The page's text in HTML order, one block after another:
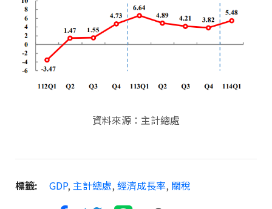
資料來源：主計總處
標籤: GDP, 主計總處, 經濟成長率, 關稅